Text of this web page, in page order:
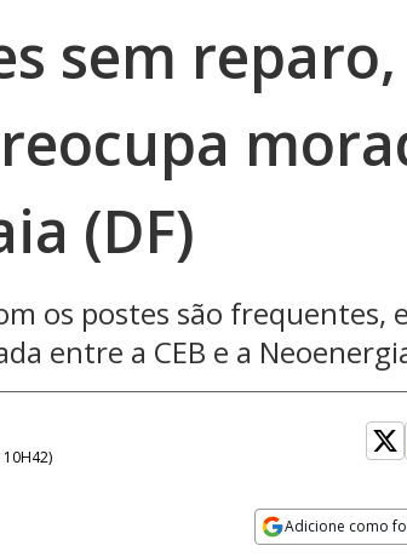
sem
(DF)
os postes são frequentes,
entre a CEB e a
)
Adicione como
Velocidade